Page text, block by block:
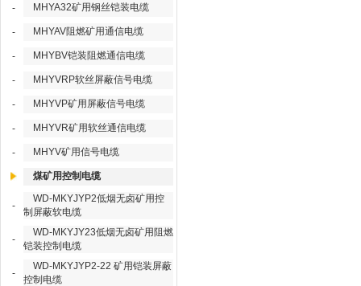
- MHYA32矿用钢丝铠装电缆
- MHYAV阻燃矿用通信电缆
- MHYBV铠装阻燃通信电缆
- MHYVRP软丝屏蔽信号电缆
- MHYVP矿用屏蔽信号电缆
- MHYVR矿用软丝通信电缆
- MHYV矿用信号电缆
煤矿用控制电缆
-
WD-MKYJYP2低烟无卤矿用控
制屏蔽软电缆
-
WD-MKYJY23低烟无卤矿用阻燃
铠装控制电缆
-
WD-MKYJYP2-22 矿用铠装屏蔽
控制电缆